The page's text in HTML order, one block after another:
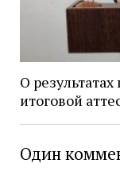
О
итоговой
Один